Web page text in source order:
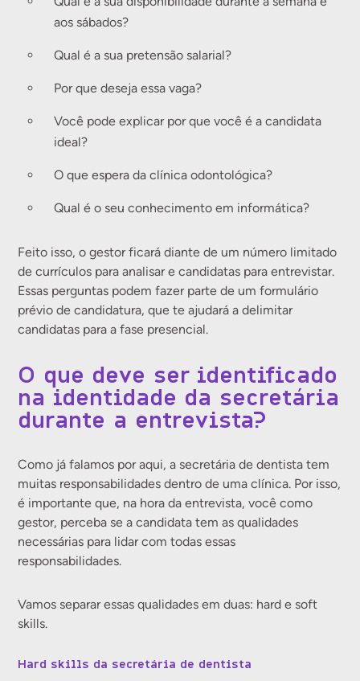
aos sábados?
Qual é a sua pretensão salarial?
Por que deseja essa vaga?
Você pode explicar por que você é a candidata
ideal?
O que espera da clínica odontológica?
Qual é o seu conhecimento em informática?
Feito isso, o gestor ficará diante de um número limitado
de currículos para analisar e candidatas para entrevistar.
Essas perguntas podem fazer parte de um formulário
prévio de candidatura, que te ajudará a delimitar
candidatas para a fase presencial.
O que deve ser identificado
na identidade da secretária
durante a entrevista?
Como já falamos por aqui, a secretária de dentista tem
muitas responsabilidades dentro de uma clínica. Por isso,
é importante que, na hora da entrevista, você como
gestor, perceba se a candidata tem as qualidades
necessárias para lidar com todas essas
responsabilidades.
Vamos separar essas qualidades em duas: hard e soft
skills.
Hard skills da secretária de dentista